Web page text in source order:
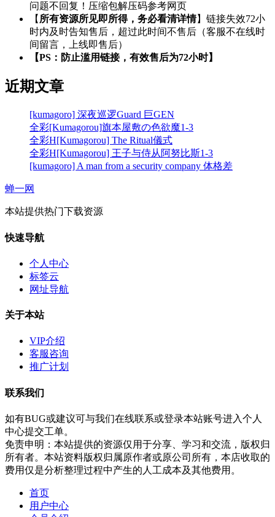
问题不回复！压缩包解压码参考网页
【 所有资源所见即所得，务必看清详情】链接失效72小
时内及时告知售后，超过此时间不售后（客服不在线时
间留言，上线即售后）
【PS：防止滥用链接，有效售后为72小时】
近期文章
[kumagoro] 深夜巡逻Guard 巨GEN
全彩[Kumagorou]旗本屋敷の色欲魔1-3
全彩H[Kumagorou] The Ritual儀式
全彩H[Kumagorou] 王子与侍从阿努比斯1-3
[kumagoro] A man from a security company 体格差
蝉一网
本站提供热门下载资源
快速导航
个人中心
标签云
网址导航
关于本站
VIP介绍
客服咨询
推广计划
联系我们
如有BUG或建议可与我们在线联系或登录本站账号进入个人
中心提交工单。
免责申明：本站提供的资源仅用于分享、学习和交流，版权归
所有者。本站资料版权归属原作者或原公司所有，本店收取的
费用仅是分析整理过程中产生的人工成本及其他费用。
首页
用户中心